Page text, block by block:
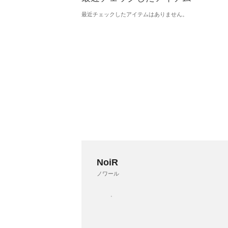
最近チェックしたアイテムはありません。
NoiR
ノワール